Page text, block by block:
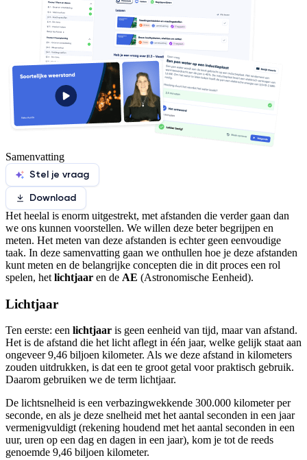
Samenvatting
Stel je vraag
Download
Het heelal is enorm uitgestrekt, met afstanden die verder gaan dan
we ons kunnen voorstellen. We willen deze beter begrijpen en
meten. Het meten van deze afstanden is echter geen eenvoudige
taak. In deze samenvatting gaan we onthullen hoe je deze afstanden
kunt meten en de belangrijke concepten die in dit proces een rol
spelen, het lichtjaar en de AE (Astronomische Eenheid).
Lichtjaar
Ten eerste: een lichtjaar is geen eenheid van tijd, maar van afstand.
Het is de afstand die het licht aflegt in één jaar, welke gelijk staat aan
ongeveer 9,46 biljoen kilometer. Als we deze afstand in kilometers
zouden uitdrukken, is dat een te groot getal voor praktisch gebruik.
Daarom gebruiken we de term lichtjaar.
De lichtsnelheid is een verbazingwekkende 300.000 kilometer per
seconde, en als je deze snelheid met het aantal seconden in een jaar
vermenigvuldigt (rekening houdend met het aantal seconden in een
uur, uren op een dag en dagen in een jaar), kom je tot de reeds
genoemde 9,46 biljoen kilometer.